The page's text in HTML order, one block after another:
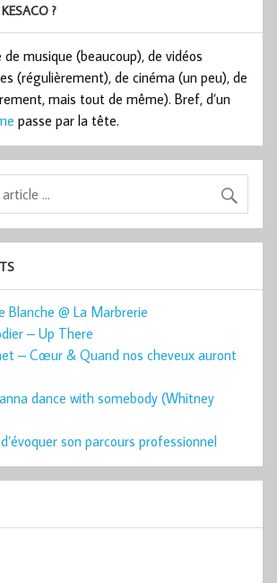
?
musique (beaucoup), de vidéos
(régulièrement), de cinéma (un peu), de
mais tout de même). Bref, d’un
passe par la tête.
Blanche @ La Marbrerie
– Up There
– Cœur & Quand nos cheveux auront
dance with somebody (Whitney
son parcours professionnel